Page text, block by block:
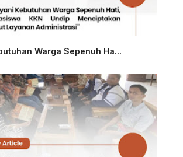
Warga Sepenuh Ha...